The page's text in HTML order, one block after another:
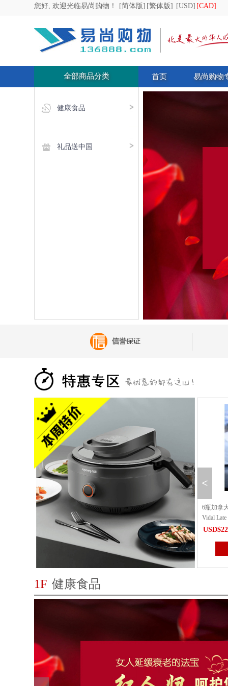
您好, 欢迎光临易尚购物！ [简体版] [繁体版] [USD] [CAD]
全部商品分类 首页 易尚购物
健康食品
礼品送中国
北美超大车厘子(新鲜直邮
6瓶加拿大之花青梅酒潮Candian Flower
Vidal Late Harvest（仅送...
USD$228.00
立即购买
配方 高
<
1F 健康食品